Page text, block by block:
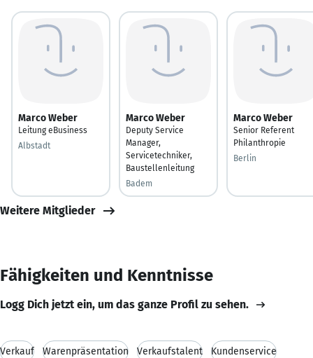
Marco Weber
Leitung eBusiness
Albstadt
Marco Weber
Deputy Service
Manager,
Servicetechniker,
Baustellenleitung
Badem
Marco Weber
Senior Referent
Philanthropie
Berlin
Weitere Mitglieder
Fähigkeiten und Kenntnisse
Logg Dich jetzt ein, um das ganze Profil zu sehen.
Verkauf Warenpräsentation Verkaufstalent Kundenservice